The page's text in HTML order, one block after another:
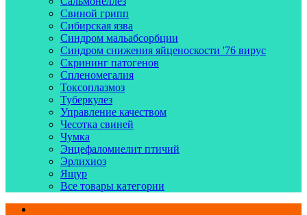
Свиной грипп
Сибирская язва
Синдром мальабсорбции
Синдром снижения яйценоскости '76 вирус
Скрининг патогенов
Спленомегалия
Токсоплазмоз
Туберкулез
Управление качеством
Чесотка свиней
Чумка
Энцефаломиелит птичий
Эрлихиоз
Ящур
Все товары категории